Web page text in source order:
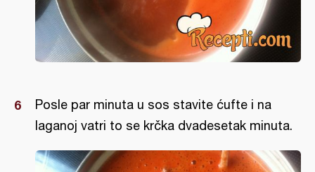
Posle par minuta u sos stavite ćufte i na
laganoj vatri to se krčka dvadesetak minuta.